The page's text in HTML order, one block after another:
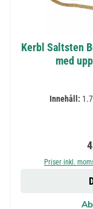
Kerbl Saltsten
med
Innehåll:
Priser inkl.